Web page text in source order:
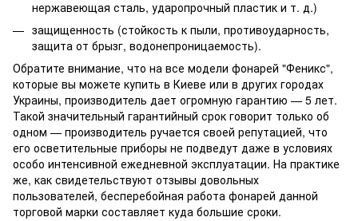
нержавеющая сталь, ударопрочный пластик и т. д.)
защищенность (стойкость к пыли, противоударность,
защита от брызг, водонепроницаемость).
Обратите внимание, что на все модели фонарей "Феникс",
которые вы можете купить в Киеве или в других городах
Украины, производитель дает огромную гарантию — 5 лет.
Такой значительный гарантийный срок говорит только об
одном — производитель ручается своей репутацией, что
его осветительные приборы не подведут даже в условиях
особо интенсивной ежедневной эксплуатации. На практике
же, как свидетельствуют отзывы довольных
пользователей, бесперебойная работа фонарей данной
торговой марки составляет куда большие сроки.